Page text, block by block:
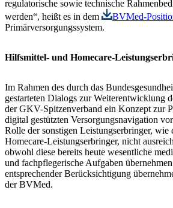
regulatorische sowie technische
werden“, heißt es in dem
BVMed-
Primärversorgungssystem.
Hilfsmittel- und Homecare-
Im Rahmen des durch das
gestarteten Dialogs zur Weiterentwicklung
der GKV-Spitzenverband ein Konzept zur
digital gestützten Versorgungsnavigation
Rolle der sonstigen Leistungserbringer,
Homecare-Leistungserbringer, nicht
obwohl diese bereits heute wesentliche
und fachpflegerische Aufgaben
entsprechender Berücksichtigung
der BVMed.